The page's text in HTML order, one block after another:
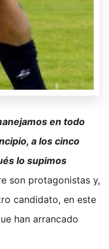
en todo
a los cinco
lo supimos
son protagonistas y,
candidato, en este
han arrancado